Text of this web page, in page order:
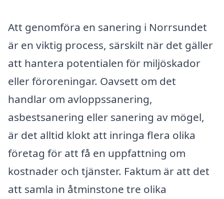
Att genomföra en sanering i Norrsundet
är en viktig process, särskilt när det gäller
att hantera potentialen för miljöskador
eller föroreningar. Oavsett om det
handlar om avloppssanering,
asbestsanering eller sanering av mögel,
är det alltid klokt att inringa flera olika
företag för att få en uppfattning om
kostnader och tjänster. Faktum är att det
att samla in åtminstone tre olika